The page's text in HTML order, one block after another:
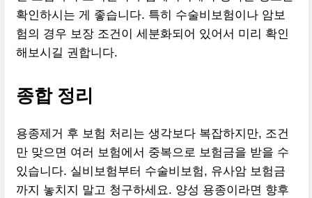
확인하시는 게 좋습니다. 특히 수술비보험이나 암보
험의 경우 보장 조건이 세분화되어 있어서 미리 확인
해보시길 권합니다.
종합 정리
용종제거 후 보험 처리는 생각보다 복잡하지만, 조건
만 맞으면 여러 보험에서 중복으로 보험금을 받을 수
있습니다. 실비보험부터 수술비보험, 유사암 보험금
까지 놓치지 말고 청구하세요. 양성 용종이라면 향후